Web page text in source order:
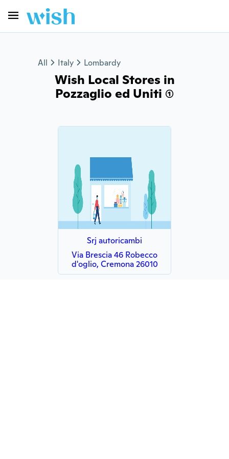
All Italy Lombardy
Wish Local Stores in
Pozzaglio ed Uniti (1)
Srj autoricambi
Via Brescia 46 Robecco
d'oglio, Cremona 26010